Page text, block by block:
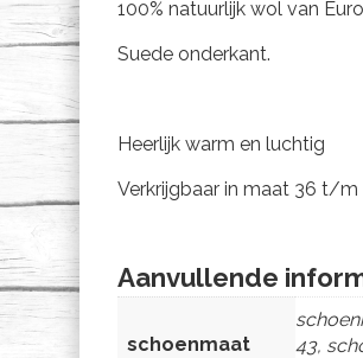
100% natuurlijk wol van
Suede onderkant.
Heerlijk warm en luchtig
Verkrijgbaar in maat 36 t/m
Aanvullende
schoenmaat
43,